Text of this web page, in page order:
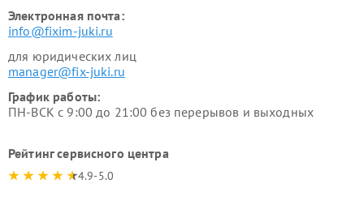
Электронная почта:
info@fixim-juki.ru
для юридических лиц
manager@fix-juki.ru
График работы:
ПН-ВСК с 9:00 до 21:00 без перерывов и выходных
Рейтинг сервисного центра
4.9-5.0